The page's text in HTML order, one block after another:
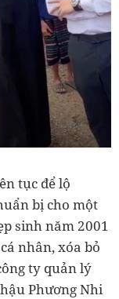
tục để lộ
bị cho một
sinh năm 2001
nhân, xóa bỏ
ty quản lý
Phương Nhi